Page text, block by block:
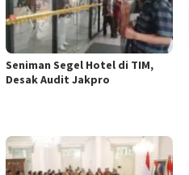
Seniman Segel Hotel di TIM,
Desak Audit Jakpro